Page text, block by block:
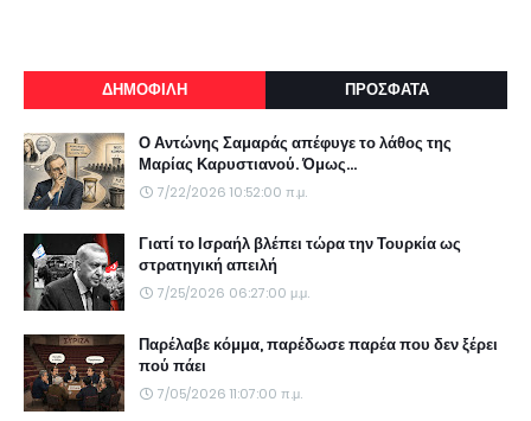
ΔΗΜΟΦΙΛΗ ΠΡΟΣΦΑΤΑ
Ο Αντώνης Σαμαράς απέφυγε το λάθος της
Μαρίας Καρυστιανού. Όμως...
7/22/2026 10:52:00 π.μ.
Γιατί το Ισραήλ βλέπει τώρα την Τουρκία ως
στρατηγική απειλή
7/25/2026 06:27:00 μ.μ.
Παρέλαβε κόμμα, παρέδωσε παρέα που δεν ξέρει
πού πάει
7/05/2026 11:07:00 π.μ.